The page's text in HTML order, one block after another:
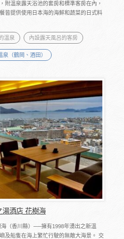
附溫泉露天浴池的套房和標準客房在內，
皆提供使用日本海的海鮮和蔬菜的日式料
溫泉 內設露天風呂的客房
泉（鶴岡、酒田）
湯酒店 花樹海
（香川縣）──擁有1998年湧出之新溫
及船隻在海上繁忙行駛的無敵大海景。 交